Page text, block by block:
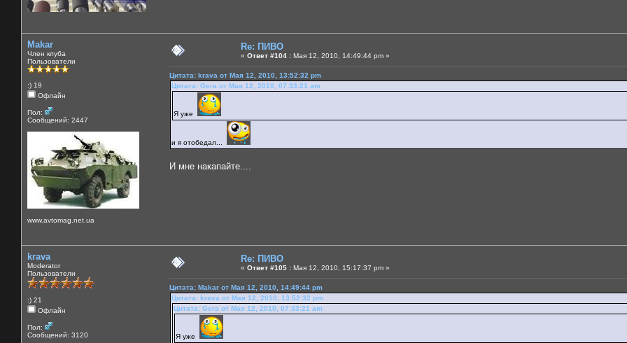
Makar
Член клуба
Пользователи
:) 19
Офлайн
Пол:
Сообщений: 2447
www.avtomag.net.ua
Re: ПИВО
« Ответ #104 : Мая 12, 2010, 14:49:44 pm »
Цитата: krava от Мая 12, 2010, 13:52:32 pm
Цитата: Gera от Мая 12, 2010, 07:33:21 am
Я уже
и я отобедал...
И мне накапайте....
krava
Moderator
Пользователи
:) 21
Офлайн
Пол:
Сообщений: 3120
Re: ПИВО
« Ответ #105 : Мая 12, 2010, 15:17:37 pm »
Цитата: Makar от Мая 12, 2010, 14:49:44 pm
Цитата: krava от Мая 12, 2010, 13:52:32 pm
Цитата: Gera от Мая 12, 2010, 07:33:21 am
Я уже